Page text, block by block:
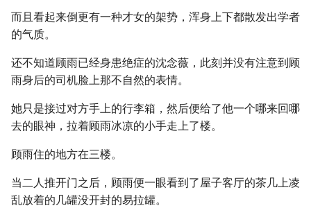
而且看起来倒更有一种才女的架势，浑身上下都散发出学者
的气质。
还不知道顾雨已经身患绝症的沈念薇，此刻并没有注意到顾
雨身后的司机脸上那不自然的表情。
她只是接过对方手上的行李箱，然后便给了他一个哪来回哪
去的眼神，拉着顾雨冰凉的小手走上了楼。
顾雨住的地方在三楼。
当二人推开门之后，顾雨便一眼看到了屋子客厅的茶几上凌
乱放着的几罐没开封的易拉罐。